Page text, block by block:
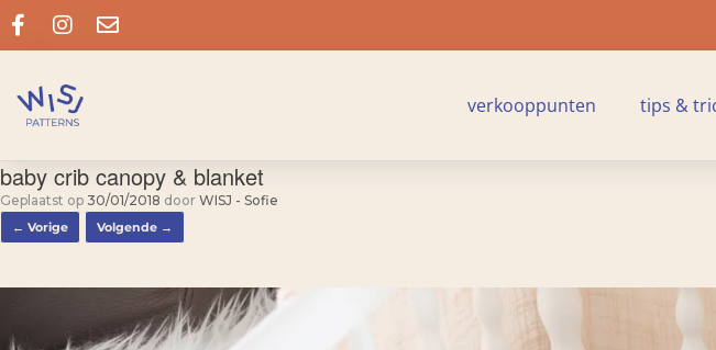
verkooppunten tips &
baby crib canopy & blanket
Geplaatst op 30/01/2018 door WISJ - Sofie
← Vorige Volgende →